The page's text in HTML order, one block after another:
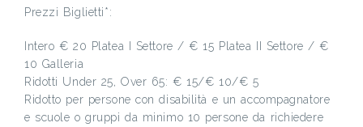
Prezzi Biglietti*:
Intero € 20 Platea I Settore / € 15 Platea II Settore / €
10 Galleria
Ridotti Under 25, Over 65: € 15/€ 10/€ 5
Ridotto per persone con disabilità e un accompagnatore
e scuole o gruppi da minimo 10 persone da richiedere